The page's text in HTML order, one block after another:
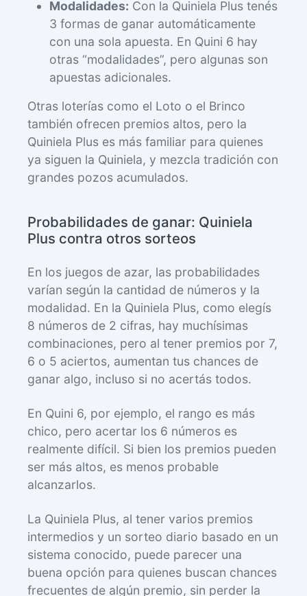
Modalidades: Con la Quiniela Plus tenés
3 formas de ganar automáticamente
con una sola apuesta. En Quini 6 hay
otras “modalidades”, pero algunas son
apuestas adicionales.
Otras loterías como el Loto o el Brinco
también ofrecen premios altos, pero la
Quiniela Plus es más familiar para quienes
ya siguen la Quiniela, y mezcla tradición con
grandes pozos acumulados.
Probabilidades de ganar: Quiniela
Plus contra otros sorteos
En los juegos de azar, las probabilidades
varían según la cantidad de números y la
modalidad. En la Quiniela Plus, como elegís
8 números de 2 cifras, hay muchísimas
combinaciones, pero al tener premios por 7,
6 o 5 aciertos, aumentan tus chances de
ganar algo, incluso si no acertás todos.
En Quini 6, por ejemplo, el rango es más
chico, pero acertar los 6 números es
realmente difícil. Si bien los premios pueden
ser más altos, es menos probable
alcanzarlos.
La Quiniela Plus, al tener varios premios
intermedios y un sorteo diario basado en un
sistema conocido, puede parecer una
buena opción para quienes buscan chances
frecuentes de algún premio, sin perder la